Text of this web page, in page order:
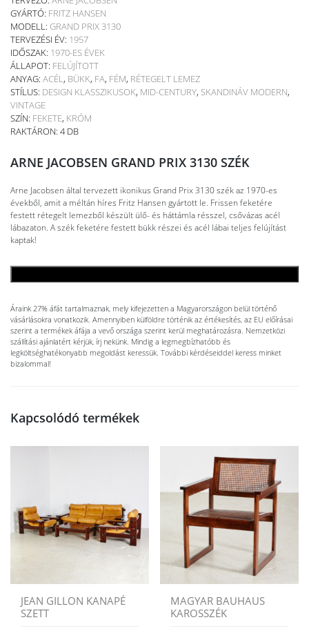
GYÁRTÓ: FRITZ HANSEN
MODELL: GRAND PRIX 3130
TERVEZÉSI ÉV: 1957
IDŐSZAK: 1970-ES ÉVEK
ÁLLAPOT: FELÚJÍTOTT
ANYAG: ACÉL, BÜKK, FA, FÉM, RÉTEGELT LEMEZ
STÍLUS: DESIGN KLASSZIKUSOK, MID-CENTURY, SKANDINÁV MODERN,
VINTAGE
SZÍN: FEKETE, KRÓM
RAKTÁRON: 4 DB
ARNE JACOBSEN GRAND PRIX 3130 SZÉK
Arne Jacobsen által tervezett ikonikus Grand Prix 3130 szék az 1970-es
évekből, amit a méltán híres Fritz Hansen gyártott le. Frissen feketére
festett rétegelt lemezből készült ülő- és háttámla résszel, csővázas acél
lábazaton. A szék feketére festett bükk részei és acél lábai teljes felújítást
kaptak!
Áraink 27% áfát tartalmaznak, mely kifejezetten a Magyarországon belül történő
vásárlásokra vonatkozik. Amennyiben külföldre történik az értékesítés, az EU előírásai
szerint a termékek áfája a vevő országa szerint kerül meghatározásra. Nemzetközi
szállítási ajánlatért kérjük, írj nekünk. Mindig a legmegbízhatóbb és
legköltséghatékonyabb megoldást keressük. További kérdéseiddel keress minket
bizalommal!
Kapcsolódó termékek
JEAN GILLON KANAPÉ
SZETT
MAGYAR BAUHAUS
KAROSSZÉK